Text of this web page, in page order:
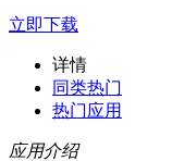
立即下载
详情
同类热门
热门应用
应用介绍